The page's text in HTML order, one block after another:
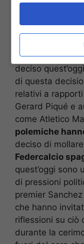
calciatrice
premiazioni per
Un
all’opinione
contestato il
deciso
di questa
relativi a rapporti
Gerard Piqué e
come Atletico
polemiche
deciso di mollare
Federcalcio
quest’oggi sono
di pressioni
premier
che hanno
riflessioni su ciò
durante la